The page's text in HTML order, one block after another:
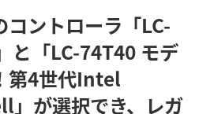
コントローラ「LC-
と「LC-74T40 モデ
第4世代Intel
が選択でき、レガ